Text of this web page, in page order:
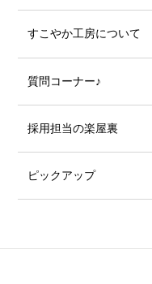
すこやか工房について
質問コーナー♪
採用担当の楽屋裏
ピックアップ